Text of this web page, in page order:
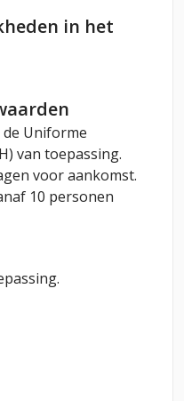
in het
Uniforme
van toepassing.
voor aankomst.
10 personen